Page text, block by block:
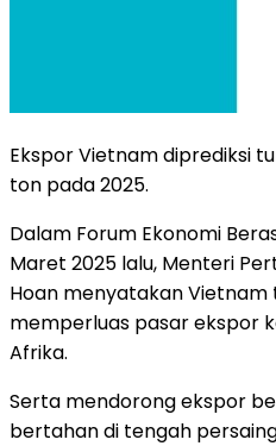
Ekspor Vietnam diprediksi
ton pada 2025.
Dalam Forum Ekonomi
Maret 2025 lalu, Menteri
Hoan menyatakan
memperluas pasar ekspor
Afrika.
Serta mendorong ekspor
bertahan di tengah